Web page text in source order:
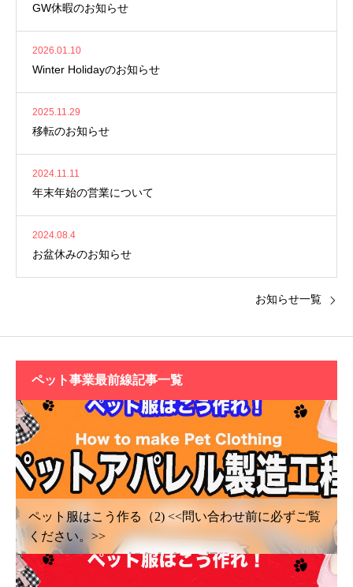
GW休暇のお知らせ
2026.01.10
Winter Holidayのお知らせ
2025.11.29
移転のお知らせ
2024.11.11
年末年始の営業について
2024.08.4
お盆休みのお知らせ
お知らせ一覧
ペット事業最前線記事一覧
ペット服はこう作る（2) <<問い合わせ前に必ずご覧
ください。>>